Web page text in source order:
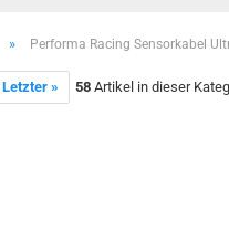
» Performa Racing Sensorkabel
Letzter » 58 Artikel in dieser